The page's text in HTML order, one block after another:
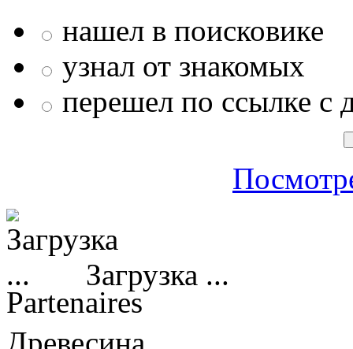
нашел в поисковике
узнал от знакомых
перешел по ссылке с
Загрузка ...
Partenaires